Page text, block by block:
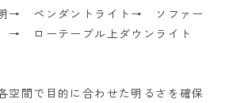
明→ ペンダントライト→ ソファー
→ ローテーブル上ダウンライト
空間で目的に合わせた明るさを確保